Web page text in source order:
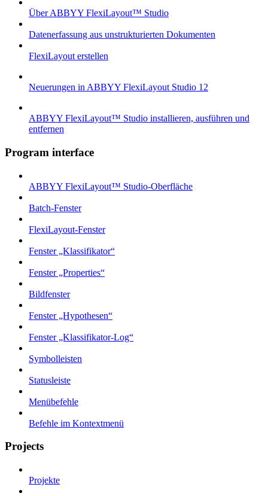
Über ABBYY FlexiLayout™ Studio
Datenerfassung aus unstrukturierten Dokumenten
FlexiLayout erstellen
Neuerungen in ABBYY FlexiLayout Studio 12
ABBYY FlexiLayout™ Studio installieren, ausführen und
entfernen
Program interface
ABBYY FlexiLayout™ Studio-Oberfläche
Batch-Fenster
FlexiLayout-Fenster
Fenster „Klassifikator“
Fenster „Properties“
Bildfenster
Fenster „Hypothesen“
Fenster „Klassifikator-Log“
Symbolleisten
Statusleiste
Menübefehle
Befehle im Kontextmenü
Projects
Projekte